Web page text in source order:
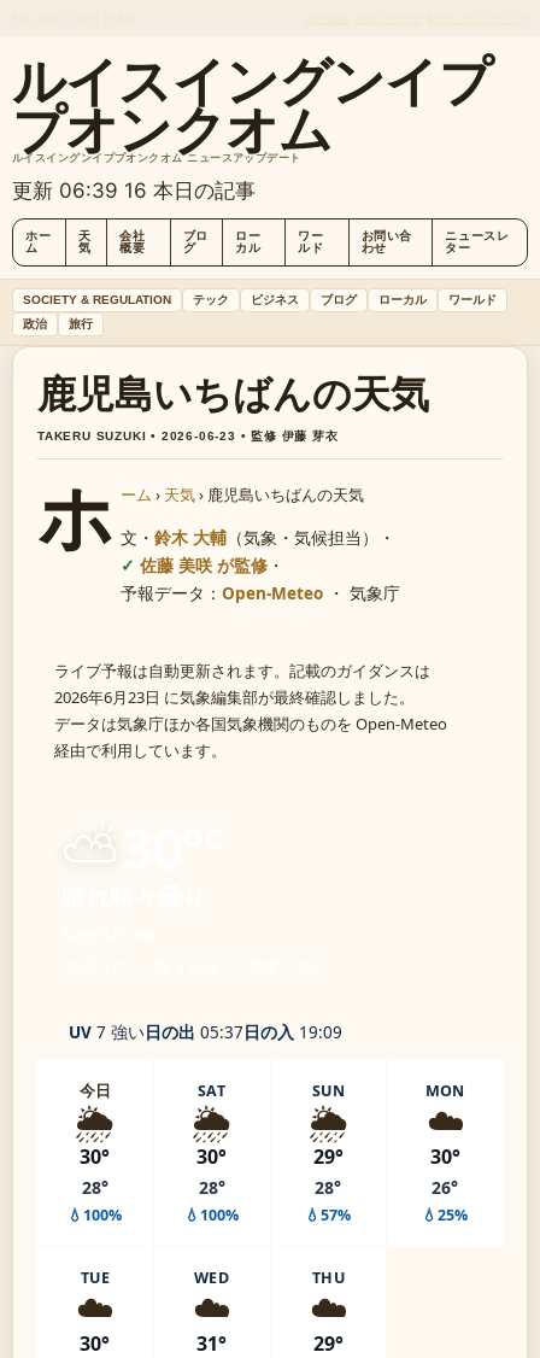
ルイスイングンイプ
プオンクオム
ルイスイングンイププオンクオム ニュースアップデート
更新 06:39 16 本日の記事
ホー
ム
天
気
会社
概要
ブロ
グ
ロー
カル
ワー
ルド
お問い合
わせ
ニュースレ
ター
SOCIETY & REGULATION テック ビジネス ブログ ローカル
ワールド
政治
旅行
鹿児島いちばんの天気
TAKERU SUZUKI • 2026-06-23 • 監修 伊藤 芽衣
ホ ーム › 天気› 鹿児島いちばんの天気
文・ 鈴木 大輔 （気象・気候担当）
・
佐藤 美咲 が監修 ・
予報データ： Open-Meteo ・ 気象庁
ライブ予報は自動更新されます。記載のガイダンスは
2026年6月23日 に気象編集部が最終確認しました。
データは気象庁ほか各国気象機関のものを Open-Meteo
経由で利用しています。
⛅
UV 7 強い日の出 05:37日の入 19:09
今日
🌦️
30°
28°
💧100%
SAT
🌦️
30°
28°
💧100%
SUN
🌦️
29°
28°
💧57%
MON
☁️
30°
26°
💧25%
TUE
☁️
30°
WED
☁️
31°
THU
☁️
29°